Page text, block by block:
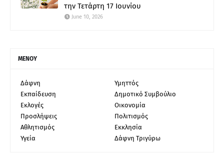
την Τετάρτη 17 Ιουνίου
June 10, 2026
ΜΕΝΟΥ
Δάφνη
Υμηττός
Εκπαίδευση
Δημοτικό Συμβούλιο
Εκλογές
Οικονομία
Προσλήψεις
Πολιτισμός
Αθλητισμός
Εκκλησία
Υγεία
Δάφνη Τριγύρω